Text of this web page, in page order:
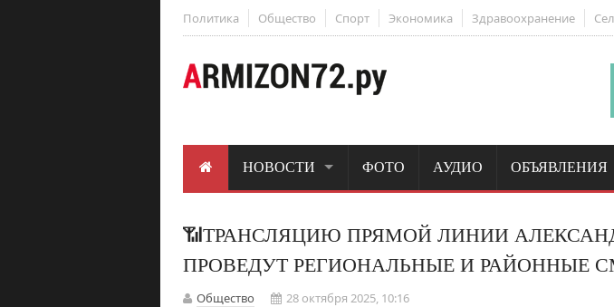
Политика Общество Спорт Экономика Здравоохранение
НОВОСТИ ФОТО АУДИО ОБЪЯВЛЕНИЯ
📶ТРАНСЛЯЦИЮ ПРЯМОЙ ЛИНИИ
ПРОВЕДУТ РЕГИОНАЛЬНЫЕ И РАЙОННЫЕ
Общество 28 октября 2025, 10:16